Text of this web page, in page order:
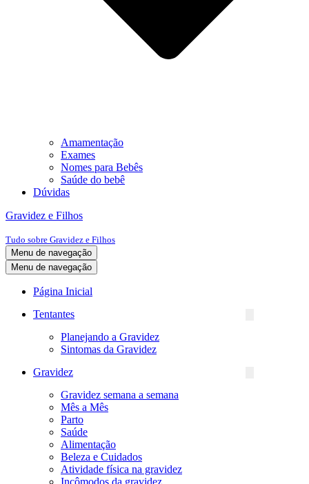
Amamentação
Exames
Nomes para Bebês
Saúde do bebê
Dúvidas
Gravidez e Filhos
Tudo sobre Gravidez e Filhos
Menu de navegação
Menu de navegação
Página Inicial
Tentantes
Planejando a Gravidez
Sintomas da Gravidez
Gravidez
Gravidez semana a semana
Mês a Mês
Parto
Saúde
Alimentação
Beleza e Cuidados
Atividade física na gravidez
Incômodos da gravidez